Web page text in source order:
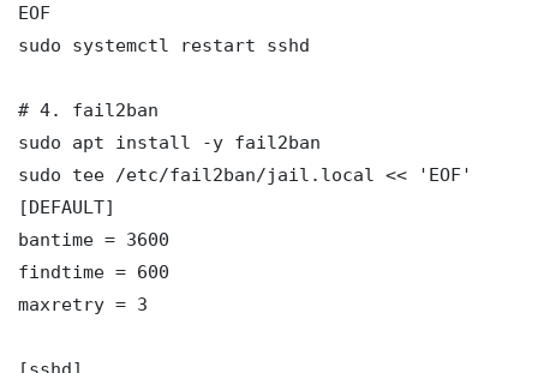
EOF
sudo systemctl restart sshd
# 4. fail2ban
sudo apt install -y fail2ban
sudo tee /etc/fail2ban/jail.local << 'EOF'
[DEFAULT]
bantime = 3600
findtime = 600
maxretry = 3
[sshd]